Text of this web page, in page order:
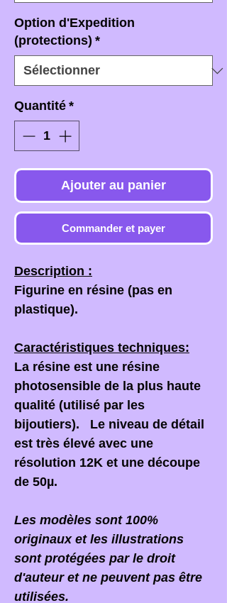
Option d'Expedition
(protections) *
Quantité *
Ajouter au panier
Commander et payer
Description :
Figurine en résine (pas en
plastique).
Caractéristiques techniques:
La résine est une résine
photosensible de la plus haute
qualité (utilisé par les
bijoutiers). Le niveau de détail
est très élevé avec une
résolution 12K et une découpe
de 50µ.
Les modèles sont 100%
originaux et les illustrations
sont protégées par le droit
d'auteur et ne peuvent pas être
utilisées.